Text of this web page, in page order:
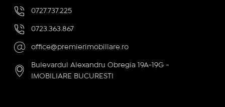
0727.737.225
0723.363.867
office@premierimobiliare.ro
Bulevardul Alexandru Obregia 19A-19G -
IMOBILIARE BUCURESTI